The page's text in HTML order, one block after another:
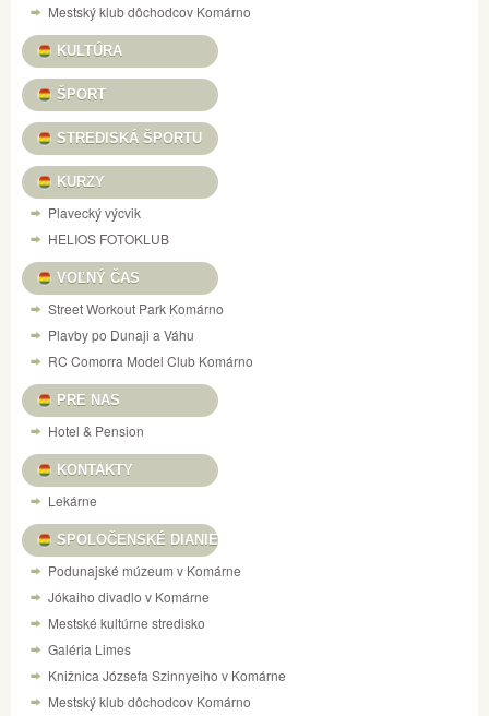
Mestský klub dôchodcov Komárno
KULTÚRA
ŠPORT
STREDISKÁ ŠPORTU
KURZY
Plavecký výcvik
HELIOS FOTOKLUB
VOĽNÝ ČAS
Street Workout Park Komárno
Plavby po Dunaji a Váhu
RC Comorra Model Club Komárno
PRE NAS
Hotel & Pension
KONTAKTY
Lekárne
SPOLOČENSKÉ DIANIE
Podunajské múzeum v Komárne
Jókaiho divadlo v Komárne
Mestské kultúrne stredisko
Galéria Limes
Knižnica Józsefa Szinnyeiho v Komárne
Mestský klub dôchodcov Komárno